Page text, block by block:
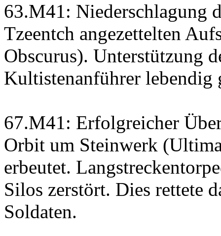
63.M41: Niederschlagung
Tzeentch angezettelten
Obscurus). Unterstützung
Kultistenanführer lebendig
67.M41: Erfolgreicher
Orbit um Steinwerk
erbeutet.
Silos zerstört. Dies rettete
Soldaten.